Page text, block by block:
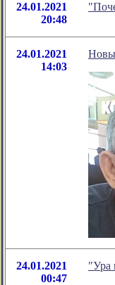
24.01.2021
20:48
24.01.2021
14:03
24.01.2021
00:47
"Ура